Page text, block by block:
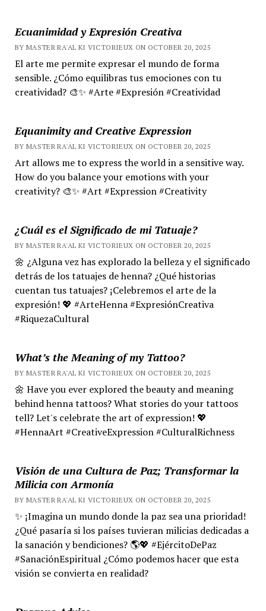
Ecuanimidad y Expresión Creativa
BY MASTER RA'AL KI VICTORIEUX ON OCTOBER 20, 2025
El arte me permite expresar el mundo de forma
sensible. ¿Cómo equilibras tus emociones con tu
creatividad? 🎨✨ #Arte #Expresión #Creatividad
Equanimity and Creative Expression
BY MASTER RA'AL KI VICTORIEUX ON OCTOBER 20, 2025
Art allows me to express the world in a sensitive way.
How do you balance your emotions with your
creativity? 🎨✨ #Art #Expression #Creativity
¿Cuál es el Significado de mi Tatuaje?
BY MASTER RA'AL KI VICTORIEUX ON OCTOBER 20, 2025
🌼 ¿Alguna vez has explorado la belleza y el significado
detrás de los tatuajes de henna? ¿Qué historias
cuentan tus tatuajes? ¡Celebremos el arte de la
expresión! 💖 #ArteHenna #ExpresiónCreativa
#RiquezaCultural
What’s the Meaning of my Tattoo?
BY MASTER RA'AL KI VICTORIEUX ON OCTOBER 20, 2025
🌼 Have you ever explored the beauty and meaning
behind henna tattoos? What stories do your tattoos
tell? Let's celebrate the art of expression! 💖
#HennaArt #CreativeExpression #CulturalRichness
Visión de una Cultura de Paz; Transformar la
Milicia con Armonía
BY MASTER RA'AL KI VICTORIEUX ON OCTOBER 20, 2025
✨ ¡Imagina un mundo donde la paz sea una prioridad!
¿Qué pasaría si los países tuvieran milicias dedicadas a
la sanación y bendiciones? 🌎💖 #EjércitoDePaz
#SanaciónEspiritual ¿Cómo podemos hacer que esta
visión se convierta en realidad?